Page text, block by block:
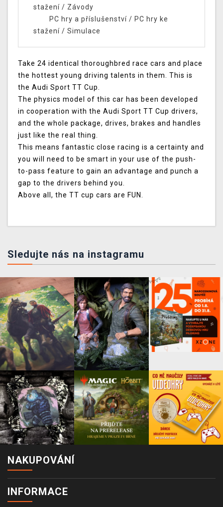
stažení / Závody
PC hry a příslušenství/ PC hry ke
stažení / Simulace
Take 24 identical thoroughbred race cars and place
the hottest young driving talents in them. This is
the Audi Sport TT Cup.
The physics model of this car has been developed
in cooperation with the Audi Sport TT Cup drivers,
and the whole package, drives, brakes and handles
just like the real thing.
This means fantastic close racing is a certainty and
you will need to be smart in your use of the push-
to-pass feature to gain an advantage and punch a
gap to the drivers behind you.
Above all, the TT cup cars are FUN.
Sledujte nás na instagramu
NAKUPOVÁNÍ
INFORMACE